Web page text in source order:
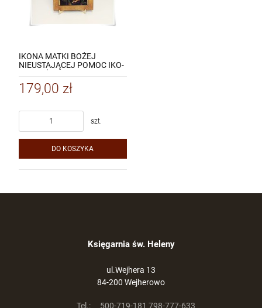
IKONA MATKI BOŻEJ
NIEUSTAJĄCEJ POMOC IKO-
179,00 zł
szt.
DO KOSZYKA
Księgarnia św. Heleny
ul.Wejhera 13
84-200 Wejherowo
Tel.:
500-719-181 798-777-633